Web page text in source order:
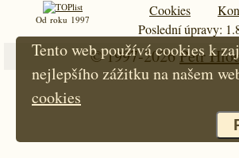
Od roku 1997
Cookies
Poslední úpravy:
© 1997-2026Petr
Tento web používá cookies k
nejlepšího zážitku na našem
cookies